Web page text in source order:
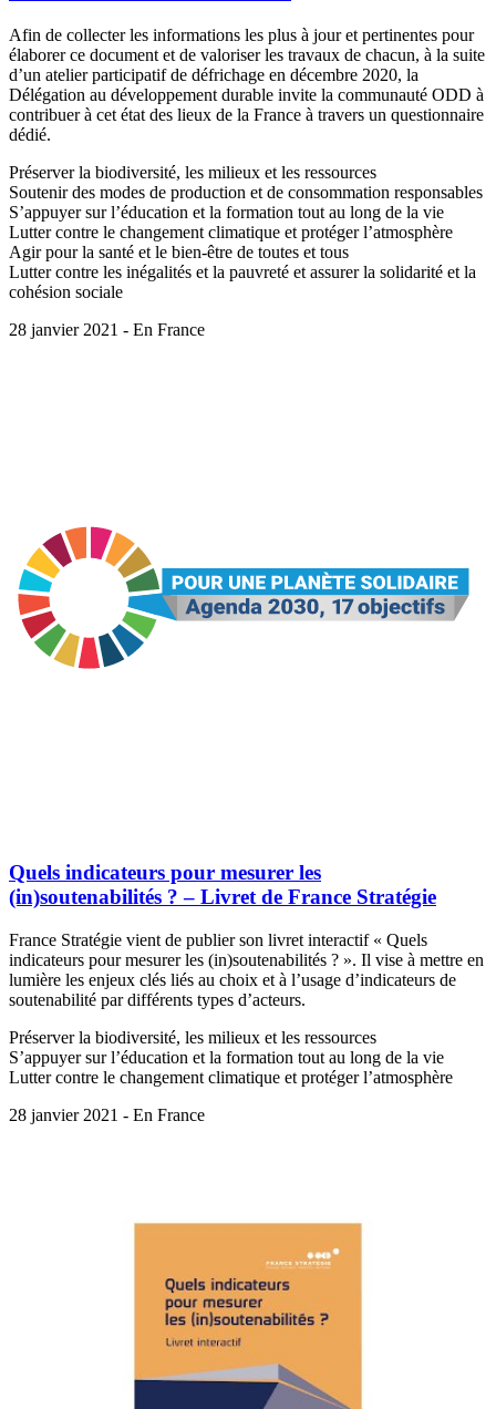
Afin de collecter les informations les plus à jour et pertinentes pour
élaborer ce document et de valoriser les travaux de chacun, à la suite
d’un atelier participatif de défrichage en décembre 2020, la
Délégation au développement durable invite la communauté ODD à
contribuer à cet état des lieux de la France à travers un questionnaire
dédié.
Préserver la biodiversité, les milieux et les ressources
Soutenir des modes de production et de consommation responsables
S’appuyer sur l’éducation et la formation tout au long de la vie
Lutter contre le changement climatique et protéger l’atmosphère
Agir pour la santé et le bien-être de toutes et tous
Lutter contre les inégalités et la pauvreté et assurer la solidarité et la
cohésion sociale
28 janvier 2021 - En France
Quels indicateurs pour mesurer les
(in)soutenabilités ? – Livret de France Stratégie
France Stratégie vient de publier son livret interactif « Quels
indicateurs pour mesurer les (in)soutenabilités ? ». Il vise à mettre en
lumière les enjeux clés liés au choix et à l’usage d’indicateurs de
soutenabilité par différents types d’acteurs.
Préserver la biodiversité, les milieux et les ressources
S’appuyer sur l’éducation et la formation tout au long de la vie
Lutter contre le changement climatique et protéger l’atmosphère
28 janvier 2021 - En France